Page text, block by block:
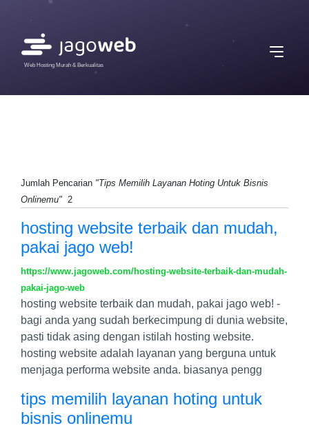
Web Hosting Murah & Berkualitas
Jumlah Pencarian "Tips Memilih Layanan Hoting Untuk Bisnis
Onlinemu" 2
​​​​​​​hosting website terbaik dan mudah,
pakai jago web!
https://www.jagoweb.com/hosting-website-terbaik-dan-mudah-
pakai-jago-web
hosting website terbaik dan mudah, pakai jago web! -
bagi anda yang sudah berkecimpung di dunia website,
pasti tidak asing dengan istilah hosting website.
hosting website adalah layanan yang berguna untuk
menjaga performa website anda. biasanya pengg
tips memilih layanan hoting untuk
bisnis onlinemu